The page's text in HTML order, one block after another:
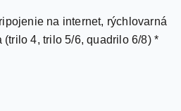
od / do soboty